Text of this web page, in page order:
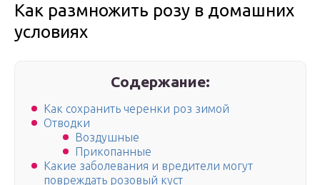
Как размножить розу в домашних
условиях
Содержание:
Как сохранить черенки роз зимой
Отводки
Воздушные
Прикопанные
Какие заболевания и вредители могут
повреждать розовый куст